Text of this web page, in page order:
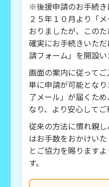
※後援申請のお手続き
２５年１０月より「
おりましたが、この
確実にお手続きいた
請フォーム」を開設い
画面の案内に従って
単に申請が可能とな
了メール」が届くた
なり、より安心してご
従来の方法に慣れ親
はお手数をおかけい
とご協力を賜ります
す。